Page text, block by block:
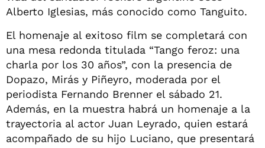
Alberto Iglesias, más conocido como Tanguito.
El homenaje al exitoso film se completará con
una mesa redonda titulada “Tango feroz: una
charla por los 30 años”, con la presencia de
Dopazo, Mirás y Piñeyro, moderada por el
periodista Fernando Brenner el sábado 21.
Además, en la muestra habrá un homenaje a la
trayectoria al actor Juan Leyrado, quien estará
acompañado de su hijo Luciano, que presentará